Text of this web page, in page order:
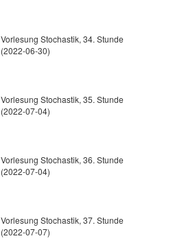
Vorlesung Stochastik, 34. Stunde
(2022-06-30)
Vorlesung Stochastik, 35. Stunde
(2022-07-04)
Vorlesung Stochastik, 36. Stunde
(2022-07-04)
Vorlesung Stochastik, 37. Stunde
(2022-07-07)